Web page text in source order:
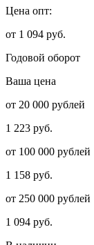
Цена опт:
от 1 094 руб.
Годовой оборот
Ваша цена
от 20 000 рублей
1 223 руб.
от 100 000 рублей
1 158 руб.
от 250 000 рублей
1 094 руб.